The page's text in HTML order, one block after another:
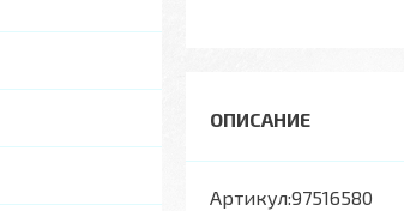
Артикул:97516580